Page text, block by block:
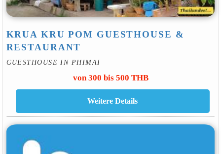
KRUA KRU POM GUESTHOUSE &
RESTAURANT
GUESTHOUSE IN PHIMAI
von 300 bis 500 THB